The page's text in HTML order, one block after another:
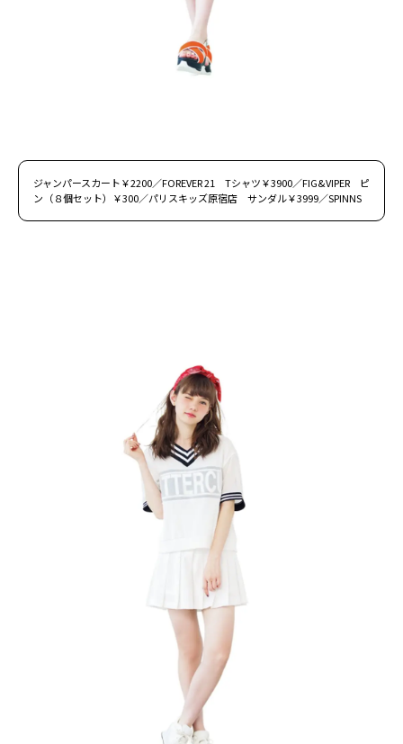
ジャンパースカート￥2200／FOREVER 21 Tシャツ￥3900／FIG&VIPER ピ
ン（８個セット）￥300／パリスキッズ原宿店 サンダル￥3999／SPINNS